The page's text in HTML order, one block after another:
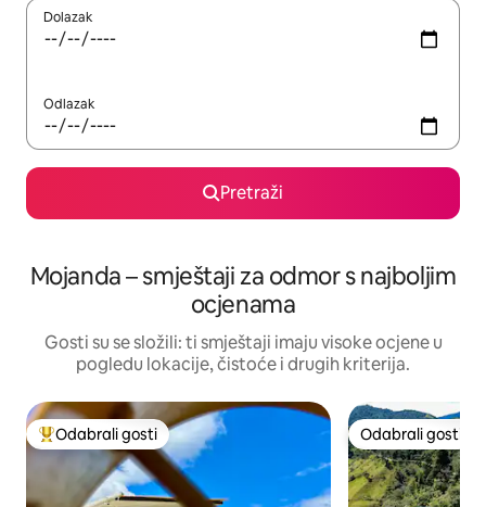
Dolazak
Odlazak
Pretraži
Mojanda – smještaji za odmor s najboljim
ocjenama
Gosti su se složili: ti smještaji imaju visoke ocjene u
pogledu lokacije, čistoće i drugih kriterija.
Među najviše rangiranima s oznakom „Odabrali gosti”
Odabrali gosti Odabrali gosti
Odabrali gosti